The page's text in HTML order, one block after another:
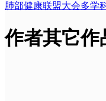
肺部健康联盟大会多学
作者其它作